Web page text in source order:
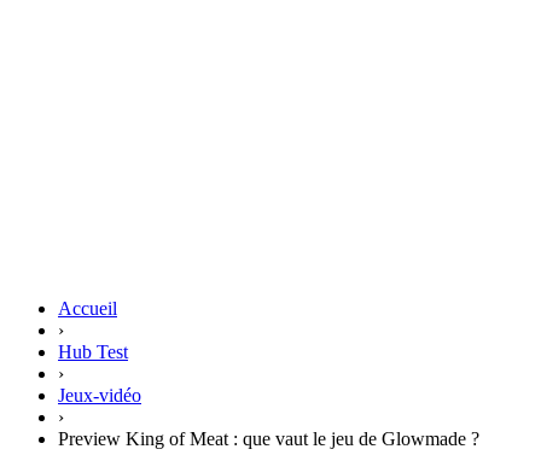
Accueil
›
Hub Test
›
Jeux-vidéo
›
Preview King of Meat : que vaut le jeu de Glowmade ?